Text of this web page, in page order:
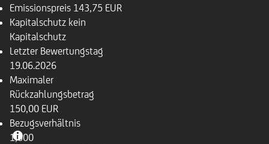
Emissionspreis 143,75 EUR
Kapitalschutz kein
Kapitalschutz
Letzter Bewertungstag
19.06.2026
Maximaler
Rückzahlungsbetrag
150,00 EUR
Bezugsverhältnis
1,000